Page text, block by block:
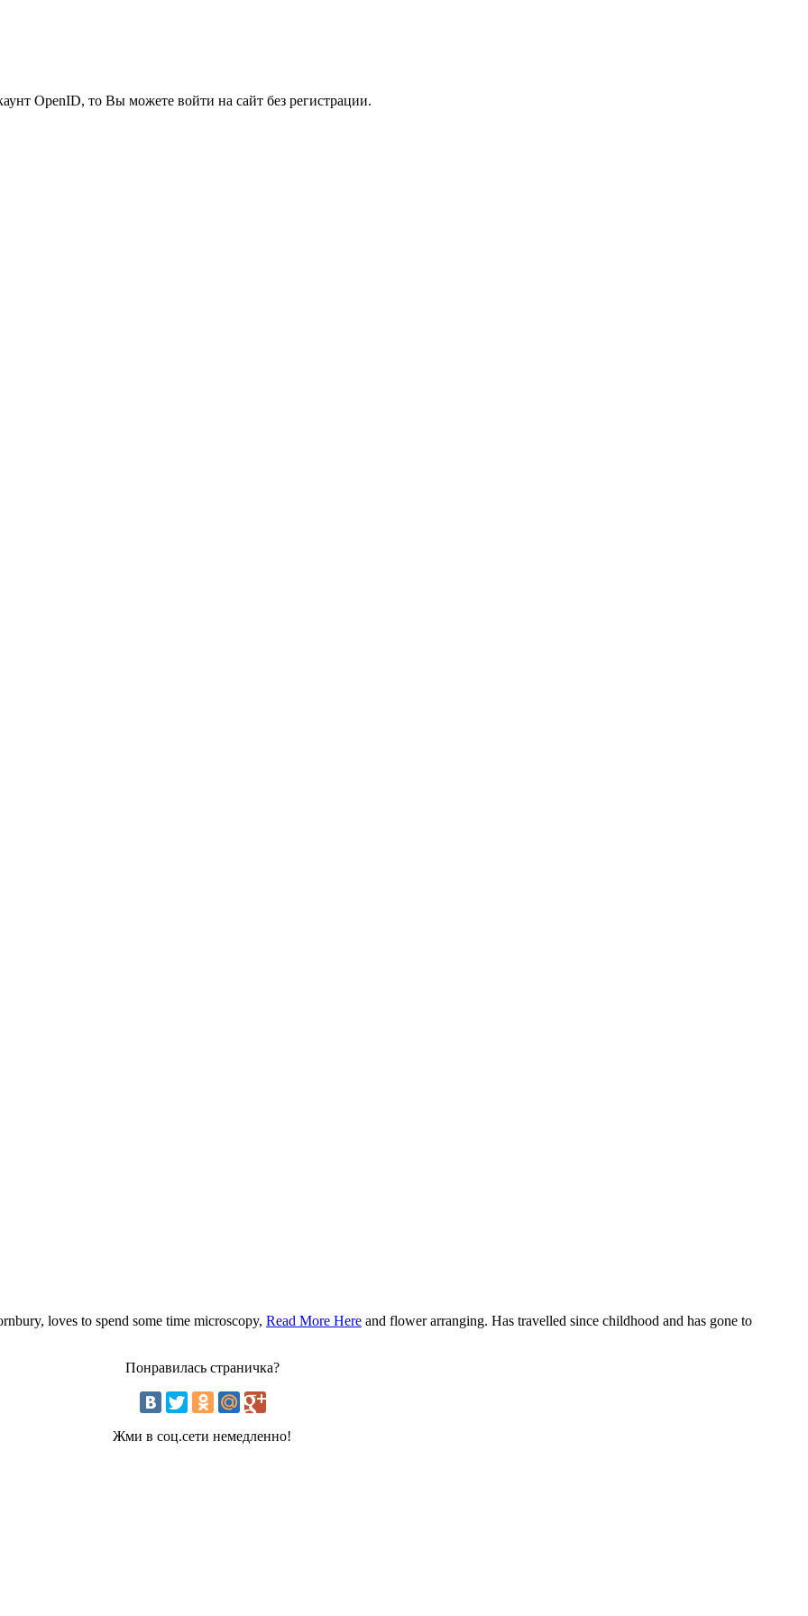
OpenID, то Вы можете войти на сайт без регистрации.
loves to spend some time microscopy, Read More Here and flower arranging. Has travelled since childhood and has gone to
Понравилась страничка?
Жми в соц.сети немедленно!